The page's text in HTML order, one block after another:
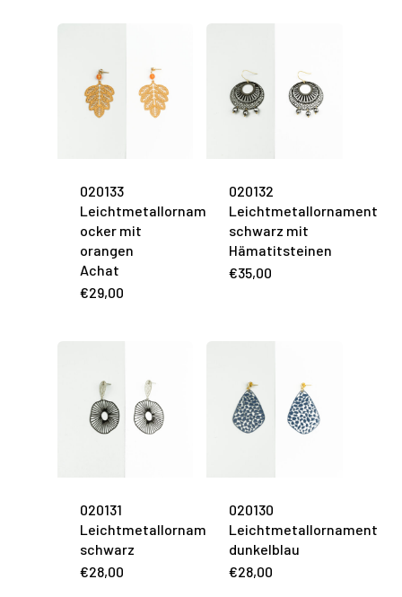
020133
Leichtmetallornament
ocker mit
orangen
Achat
€29,00
020132
Leichtmetallornament
schwarz mit
Hämatitsteinen
€35,00
020131
Leichtmetallornament
schwarz
€28,00
020130
Leichtmetallornament
dunkelblau
€28,00